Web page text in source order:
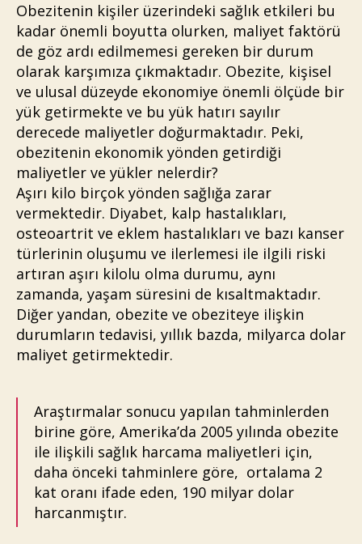
Obezitenin kişiler üzerindeki sağlık etkileri bu
kadar önemli boyutta olurken, maliyet faktörü
de göz ardı edilmemesi gereken bir durum
olarak karşımıza çıkmaktadır. Obezite, kişisel
ve ulusal düzeyde ekonomiye önemli ölçüde bir
yük getirmekte ve bu yük hatırı sayılır
derecede maliyetler doğurmaktadır. Peki,
obezitenin ekonomik yönden getirdiği
maliyetler ve yükler nelerdir?
Aşırı kilo birçok yönden sağlığa zarar
vermektedir. Diyabet, kalp hastalıkları,
osteoartrit ve eklem hastalıkları ve bazı kanser
türlerinin oluşumu ve ilerlemesi ile ilgili riski
artıran aşırı kilolu olma durumu, aynı
zamanda, yaşam süresini de kısaltmaktadır.
Diğer yandan, obezite ve obeziteye ilişkin
durumların tedavisi, yıllık bazda, milyarca dolar
maliyet getirmektedir.
Araştırmalar sonucu yapılan tahminlerden
birine göre, Amerika’da 2005 yılında obezite
ile ilişkili sağlık harcama maliyetleri için,
daha önceki tahminlere göre, ortalama 2
kat oranı ifade eden, 190 milyar dolar
harcanmıştır.